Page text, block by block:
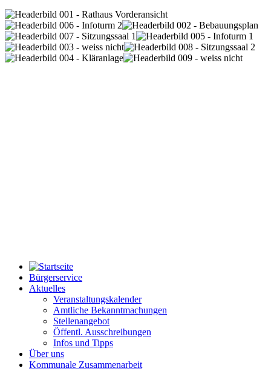
Bürgerservice
Aktuelles
Veranstaltungskalender
Amtliche Bekanntmachungen
Stellenangebot
Öffentl. Ausschreibungen
Infos und Tipps
Über uns
Kommunale Zusammenarbeit